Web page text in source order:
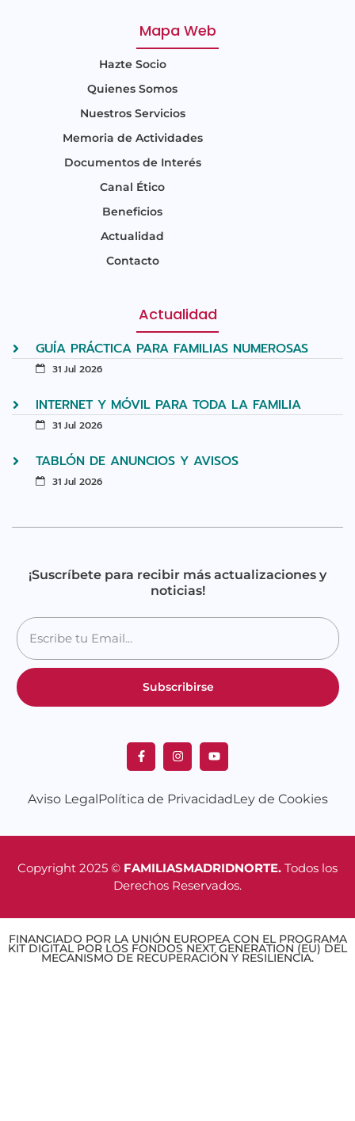
Mapa Web
Hazte Socio
Quienes Somos
Nuestros Servicios
Memoria de Actividades
Documentos de Interés
Canal Ético
Beneficios
Actualidad
Contacto
Actualidad
GUÍA PRÁCTICA PARA FAMILIAS NUMEROSAS
31 Jul 2026
INTERNET Y MÓVIL PARA TODA LA FAMILIA
31 Jul 2026
TABLÓN DE ANUNCIOS Y AVISOS
31 Jul 2026
¡Suscríbete para recibir más actualizaciones y
noticias!
Subscribirse
Aviso LegalPolítica de PrivacidadLey de Cookies
Copyright 2025 © FAMILIASMADRIDNORTE. Todos los
Derechos Reservados.
FINANCIADO POR LA UNIÓN EUROPEA CON EL PROGRAMA
KIT DIGITAL POR LOS FONDOS NEXT GENERATION (EU) DEL
MECANISMO DE RECUPERACIÓN Y RESILIENCIA.